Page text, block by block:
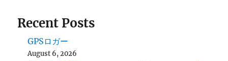
Recent Posts
GPSロガー
August 6, 2026